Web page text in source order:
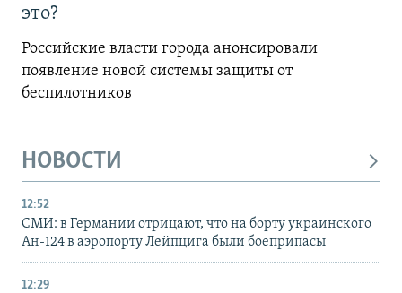
это?
Российские власти города анонсировали
появление новой системы защиты от
беспилотников
НОВОСТИ
12:52
СМИ: в Германии отрицают, что на борту украинского
Ан-124 в аэропорту Лейпцига были боеприпасы
12:29